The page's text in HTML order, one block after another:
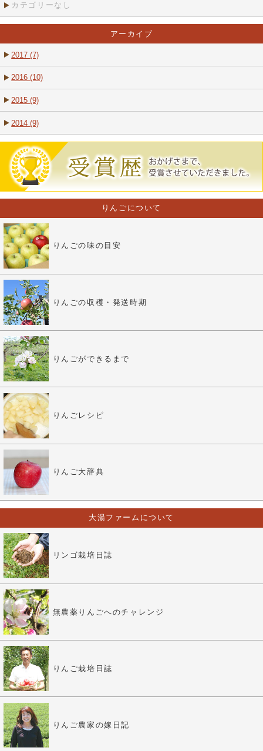
カテゴリーなし
アーカイブ
2017 (7)
2016 (10)
2015 (9)
2014 (9)
りんごについて
りんごの味の目安
りんごの収穫・発送時期
りんごができるまで
りんごレシピ
りんご大辞典
大湯ファームについて
リンゴ栽培日誌
無農薬りんごへのチャレンジ
りんご栽培日誌
りんご農家の嫁日記